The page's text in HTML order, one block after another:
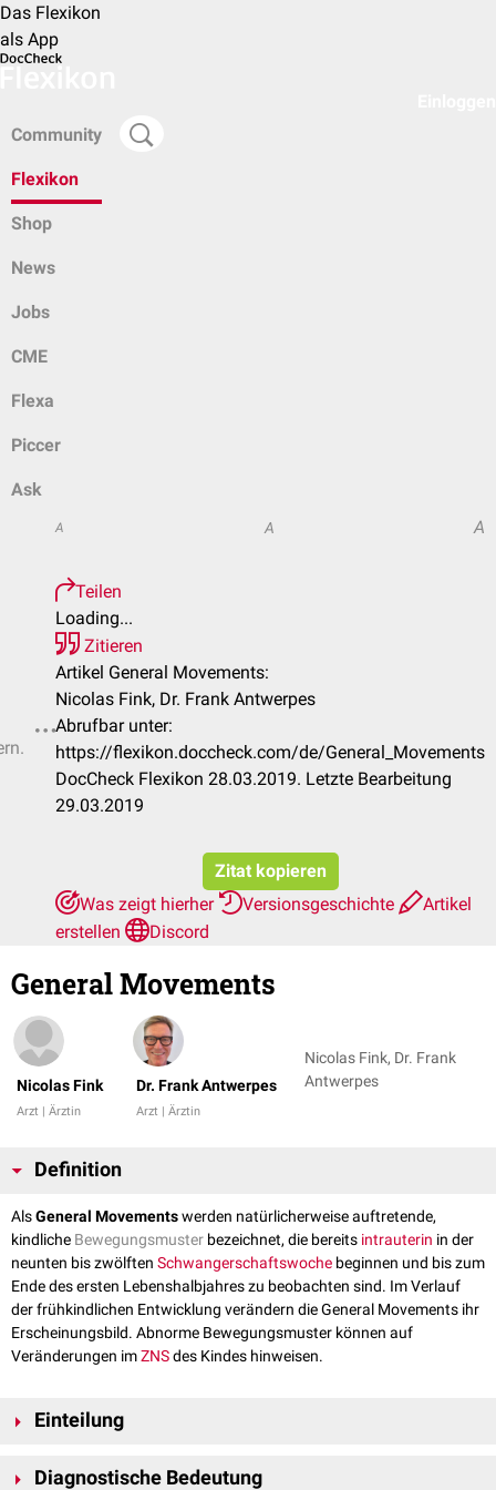
Das Flexikon
als App
Community
Flexikon
Shop
News
Jobs
CME
Flexa
Piccer
Ask
A A A
Teilen
Loading...
Zitieren
Artikel General Movements:
Nicolas Fink, Dr. Frank Antwerpes
Abrufbar unter:
https://flexikon.doccheck.com/de/General_Movements
DocCheck Flexikon 28.03.2019. Letzte Bearbeitung
29.03.2019
Zitat kopieren
Was zeigt hierher
Versionsgeschichte
Artikel
erstellen
Discord
General Movements
Nicolas Fink
Arzt | Ärztin
Dr. Frank Antwerpes
Arzt | Ärztin
Nicolas Fink, Dr. Frank
Antwerpes
Definition
AlsGeneral Movementswerden natürlicherweise auftretende,
kindliche Bewegungsmuster bezeichnet, die bereits intrauterin in der
neunten bis zwölften Schwangerschaftswoche beginnen und bis zum
Ende des ersten Lebenshalbjahres zu beobachten sind. Im Verlauf
der frühkindlichen Entwicklung verändern die General Movements ihr
Erscheinungsbild. Abnorme Bewegungsmuster können auf
Veränderungen imZNSdes Kindes hinweisen.
Einteilung
Fetale General Movements
Diagnostische Bedeutung